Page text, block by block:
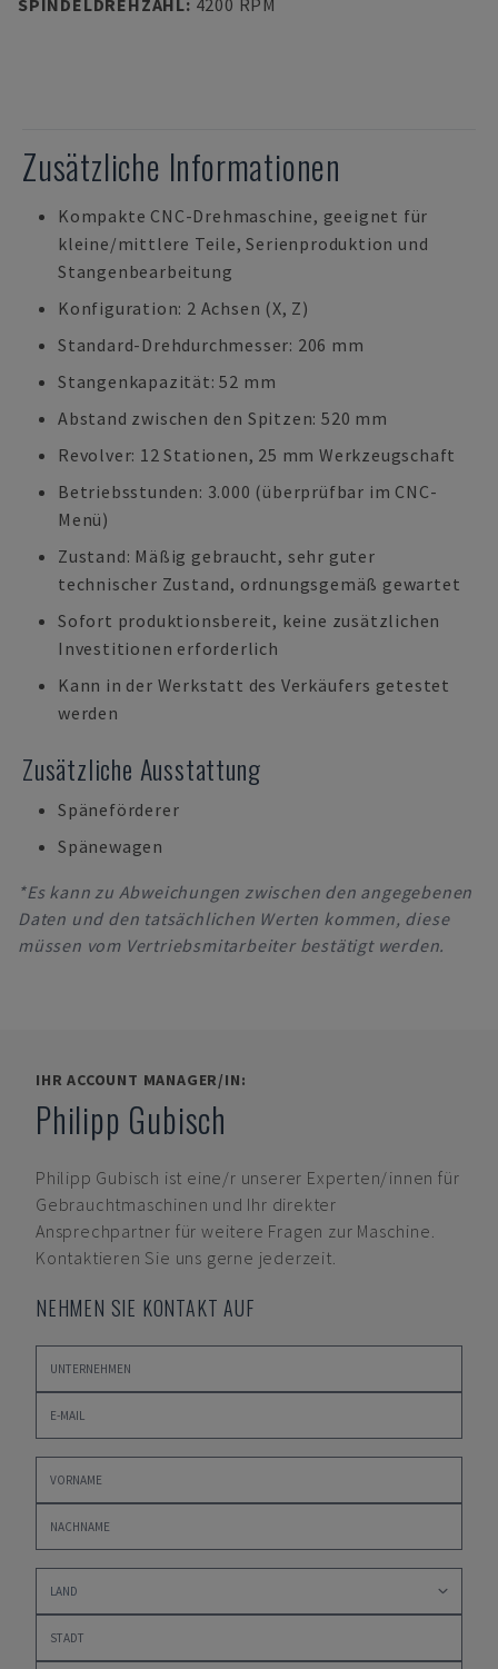
SPINDELDREHZAHL: 4200 RPM
Zusätzliche Informationen
Kompakte CNC-Drehmaschine, geeignet für
kleine/mittlere Teile, Serienproduktion und
Stangenbearbeitung
Konfiguration: 2 Achsen (X, Z)
Standard-Drehdurchmesser: 206 mm
Stangenkapazität: 52 mm
Abstand zwischen den Spitzen: 520 mm
Revolver: 12 Stationen, 25 mm Werkzeugschaft
Betriebsstunden: 3.000 (überprüfbar im CNC-
Menü)
Zustand: Mäßig gebraucht, sehr guter
technischer Zustand, ordnungsgemäß gewartet
Sofort produktionsbereit, keine zusätzlichen
Investitionen erforderlich
Kann in der Werkstatt des Verkäufers getestet
werden
Zusätzliche Ausstattung
Späneförderer
Spänewagen
*Es kann zu Abweichungen zwischen den angegebenen
Daten und den tatsächlichen Werten kommen, diese
müssen vom Vertriebsmitarbeiter bestätigt werden.
IHR ACCOUNT MANAGER/IN:
Philipp Gubisch
Philipp Gubisch ist eine/r unserer Experten/innen für
Gebrauchtmaschinen und Ihr direkter
Ansprechpartner für weitere Fragen zur Maschine.
Kontaktieren Sie uns gerne jederzeit.
NEHMEN SIE KONTAKT AUF